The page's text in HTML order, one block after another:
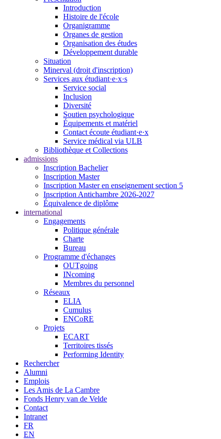
Introduction
Histoire de l'école
Organigramme
Organes de gestion
Organisation des études
Développement durable
Situation
Minerval (droit d'inscription)
Services aux étudiant·e·x·s
Service social
Inclusion
Diversité
Soutien psychologique
Équipements et matériel
Contact écoute étudiant·e·x
Service médical via ULB
Bibliothèque et Collections
admissions
Inscription Bachelier
Inscription Master
Inscription Master en enseignement section 5
Inscription Antichambre 2026-2027
Équivalence de diplôme
international
Engagements
Politique générale
Charte
Bureau
Programme d'échanges
OUTgoing
INcoming
Membres du personnel
Réseaux
ELIA
Cumulus
ENCoRE
Projets
ECART
Territoires tissés
Performing Identity
Rechercher
Alumni
Emplois
Les Amis de La Cambre
Fonds Henry van de Velde
Contact
Intranet
FR
EN